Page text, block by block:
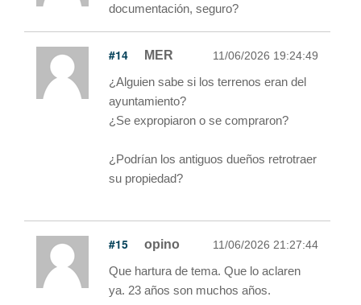
documentación, seguro?
#14 MER 11/06/2026 19:24:49
¿Alguien sabe si los terrenos eran del
ayuntamiento?
¿Se expropiaron o se compraron?
¿Podrían los antiguos dueños retrotraer
su propiedad?
#15 opino 11/06/2026 21:27:44
Que hartura de tema. Que lo aclaren
ya. 23 años son muchos años.